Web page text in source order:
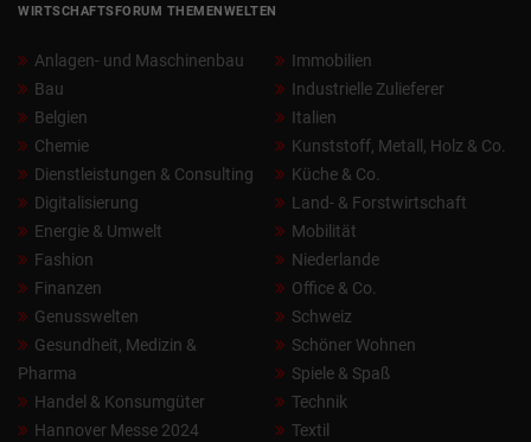
WIRTSCHAFTSFORUM THEMENWELTEN
Anlagen- und Maschinenbau
Bau
Belgien
Chemie
Dienstleistungen & Consulting
Digitalisierung
Energie & Umwelt
Fashion
Finanzen
Genusswelten
Gesundheit, Medizin &
Pharma
Handel & Konsumgüter
Hannover Messe 2024
Immobilien
Industrielle Zulieferer
Italien
Kunststoff, Metall, Holz & Co.
Küche & Co.
Land- & Forstwirtschaft
Mobilität
Niederlande
Office & Co.
Schweiz
Schöner Wohnen
Spiele & Spaß
Technik
Textil